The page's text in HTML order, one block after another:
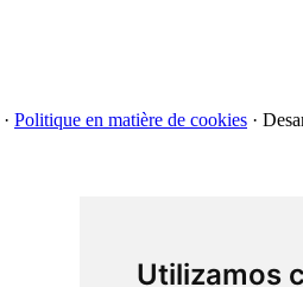
Utilizamos
· Politique en matière de cookies ·